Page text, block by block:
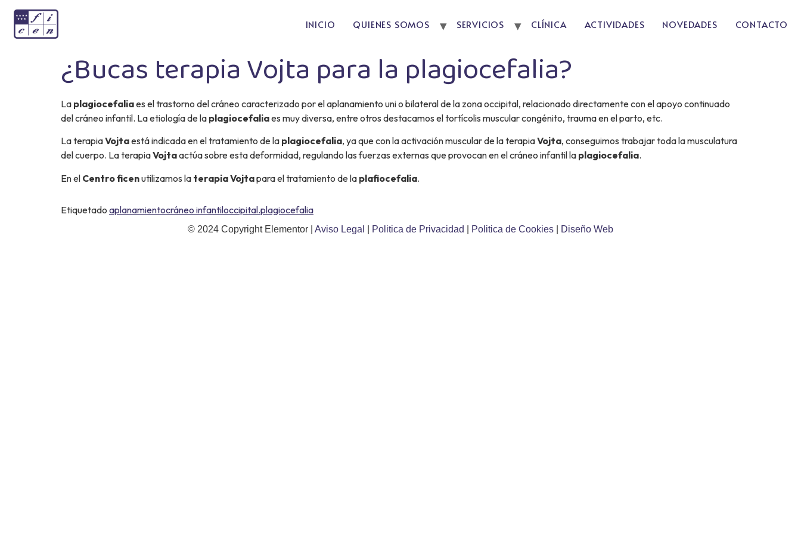
INICIO QUIENES SOMOS SERVICIOS CLÍNICA ACTIVIDADES NOVEDADES CONTACTO
¿Bucas terapia Vojta para la plagiocefalia?
La plagiocefaliaes el trastorno del cráneo caracterizado por el aplanamiento uni o bilateral de la zona occipital, relacionado directamente con el apoyo continuado
del cráneo infantil. La etiología de la plagiocefaliaes muy diversa, entre otros destacamos el tortícolis muscular congénito, trauma en el parto, etc.
La terapiaVojtaestá indicada en el tratamiento de la plagiocefalia, ya que con la activación muscular de la terapiaVojta, conseguimos trabajar toda la musculatura
del cuerpo. La terapiaVojtaactúa sobre esta deformidad, regulando las fuerzas externas que provocan en el cráneo infantil la plagiocefalia.
En el Centro ficenutilizamos la terapia Vojtapara el tratamiento de la plafiocefalia.
Etiquetado aplanamientocráneo infantiloccipital.plagiocefalia
© 2024 Copyright Elementor | Aviso Legal Politica de Privacidad Politica de Cookies Diseño Web